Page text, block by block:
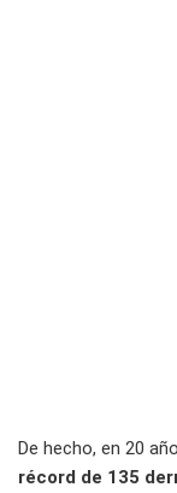
De hecho, en 20
récord de 135